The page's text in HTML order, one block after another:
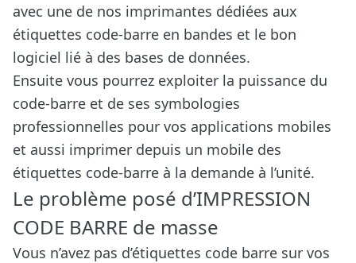
avec une de nos imprimantes dédiées aux
étiquettes code-barre en bandes et le bon
logiciel lié à des bases de données.
Ensuite vous pourrez exploiter la puissance du
code-barre et de ses symbologies
professionnelles pour vos applications mobiles
et aussi imprimer depuis un mobile des
étiquettes code-barre à la demande à l’unité.
Le problème posé d’IMPRESSION
CODE BARRE de masse
Vous n’avez pas d’étiquettes code barre sur vos